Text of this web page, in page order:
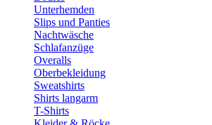
Unterhemden
Slips und Panties
Nachtwäsche
Schlafanzüge
Overalls
Oberbekleidung
Sweatshirts
Shirts langarm
T-Shirts